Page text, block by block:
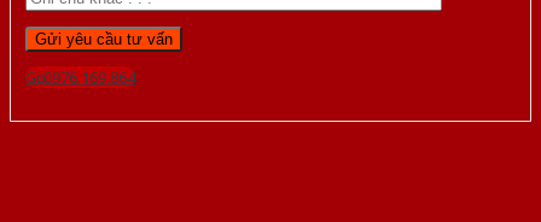
Gọi 0976.169.864